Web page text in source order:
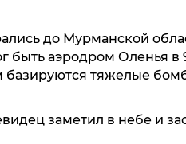
до Мурманской
быть аэродром Оленья в
базируются тяжелые
заметил в небе и